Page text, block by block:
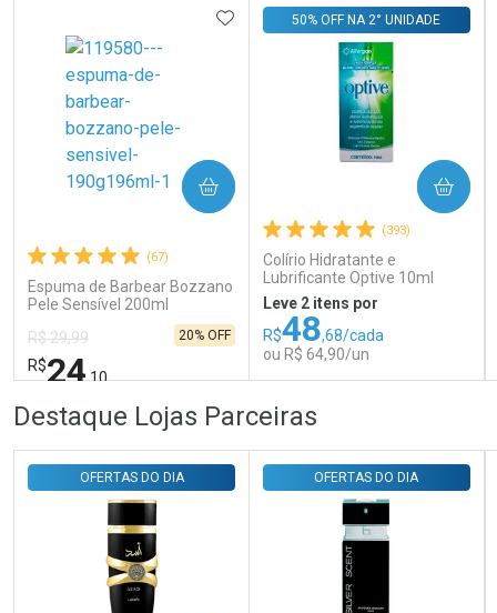
Por R$ 31,35/cada
Por R$ 31,35/cada
(67)
Espuma de Barbear Bozzano
Pele Sensível 200ml
R$ 29,99
R$24,10
20% OFF
ADICIONAR AOS FAVORITOS
COMPRAR
FECHAR
Laboratório
FECHAR
Por Menos
(393)
Colírio Hidratante e
Lubrificante Optive 10ml
50% OFF NA 2° UNIDADE
Leve 2 itens por
R$48,68/cada
ou R$ 64,90/un
COMPRAR
Por Menos
Destaque Lojas Parceiras
OFERTAS DO DIA OFERTAS DO DIA